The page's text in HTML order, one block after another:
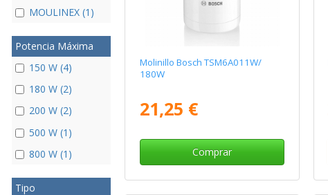
MOULINEX (1)
Potencia Máxima
150 W (4)
180 W (2)
200 W (2)
500 W (1)
800 W (1)
Tipo
Molinillo Bosch TSM6A011W/
180W
21,25 €
Comprar